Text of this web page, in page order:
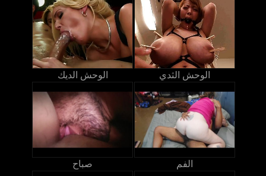
الوحش الديك الوحش الثدي
صباح الفم